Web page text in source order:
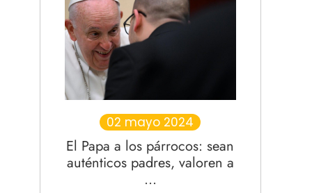
02 mayo 2024
El Papa a los párrocos: sean
auténticos padres, valoren a
...